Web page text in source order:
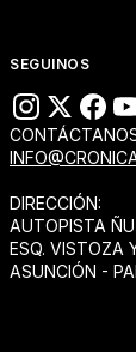
SEGUINOS
DIRECCIÓN:
AUTOPISTA
ESQ. VISTOZA
ASUNCIÓN -